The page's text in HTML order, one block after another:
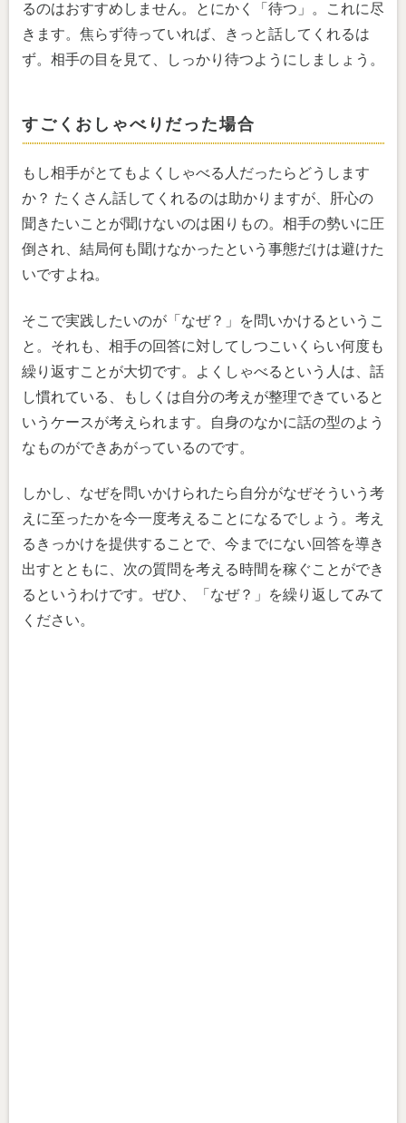
るのはおすすめしません。とにかく「待つ」。これに尽
きます。焦らず待っていれば、きっと話してくれるは
ず。相手の目を見て、しっかり待つようにしましょう。
すごくおしゃべりだった場合
もし相手がとてもよくしゃべる人だったらどうします
か？ たくさん話してくれるのは助かりますが、肝心の
聞きたいことが聞けないのは困りもの。相手の勢いに圧
倒され、結局何も聞けなかったという事態だけは避けた
いですよね。
そこで実践したいのが「なぜ？」を問いかけるというこ
と。それも、相手の回答に対してしつこいくらい何度も
繰り返すことが大切です。よくしゃべるという人は、話
し慣れている、もしくは自分の考えが整理できていると
いうケースが考えられます。自身のなかに話の型のよう
なものができあがっているのです。
しかし、なぜを問いかけられたら自分がなぜそういう考
えに至ったかを今一度考えることになるでしょう。考え
るきっかけを提供することで、今までにない回答を導き
出すとともに、次の質問を考える時間を稼ぐことができ
るというわけです。ぜひ、「なぜ？」を繰り返してみて
ください。